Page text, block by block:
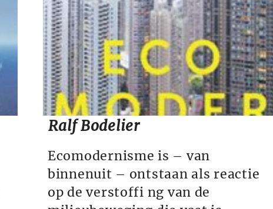
Ralf Bodelier
Ecomodernisme is – van
binnenuit – ontstaan als reactie
op de verstoffi ng van de